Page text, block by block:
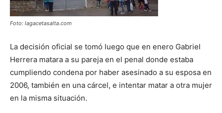
Foto: lagacetasalta.com
La decisión oficial se tomó luego que en enero Gabriel
Herrera matara a su pareja en el penal donde estaba
cumpliendo condena por haber asesinado a su esposa en
2006, también en una cárcel, e intentar matar a otra mujer
en la misma situación.